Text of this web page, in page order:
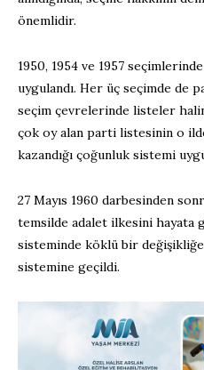
önemlidir.
1950, 1954 ve 1957
uygulandı. Her üç seçimde
seçim çevrelerinde listeler
çok oy alan parti listesinin o
kazandığı çoğunluk sistemi
27 Mayıs 1960 darbesinden
temsilde adalet ilkesini hayata
sisteminde köklü bir
sistemine geçildi.